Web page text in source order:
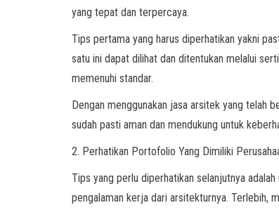
yang tepat dan terpercaya.
Tips pertama yang harus diperhatikan yakni
satu ini dapat dilihat dan ditentukan melalui
memenuhi standar.
Dengan menggunakan jasa arsitek yang telah
sudah pasti aman dan mendukung untuk
2. Perhatikan Portofolio Yang Dimiliki
Tips yang perlu diperhatikan selanjutnya
pengalaman kerja dari arsitekturnya. Terlebih,